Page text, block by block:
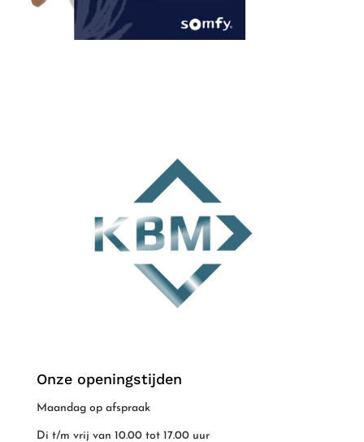
Onze openingstijden
Maandag op afspraak
Di t/m vrij van 10.00 tot 17.00 uur